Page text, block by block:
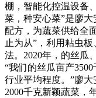
棚，智能化控温设备
菜，种安心菜”是廖
配方，为蔬菜供给全
止为从”，利用粘虫
法。2020年，的丝瓜
“我们的丝瓜亩产
行业平均程度。”廖
2000千克新颖蔬菜，